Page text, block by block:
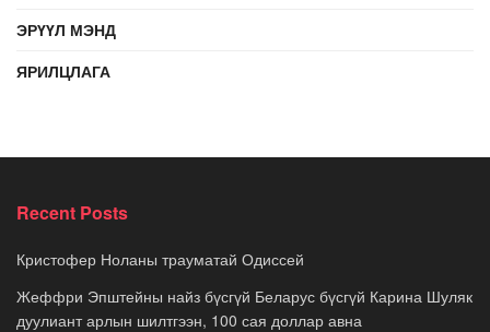
ЭРҮҮЛ МЭНД
ЯРИЛЦЛАГА
Recent Posts
Кристофер Ноланы трауматай Одиссей
Жеффри Эпштейны найз бүсгүй Беларус бүсгүй Карина Шуляк
дуулиант арлын шилтгээн, 100 сая доллар авна